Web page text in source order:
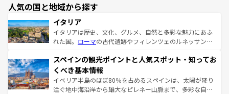
人気の国と地域から探す
イタリア
イタリアは歴史、文化、グルメ、自然と多彩な魅力にあふ
れた国。 ローマの古代遺跡やフィレンツェのルネッサンス
ろん、トスカーナの美しい田園風景やアマルフィ海岸の絶
景など、自然景観も見逃せない。観光の合間には、本場の
ピザやパスタなど、絶品のイタリア料理を堪能することも
できる。朝目覚めてから夜眠るまで、すべての瞬間を楽し
スペインの観光ポイントと人気スポット・知ってお
くべき基本情報
イベリア半島のほぼ80％を占めるスペインは、太陽が降り
注ぐ地中海沿岸から雄大なピレネー山脈まで、多彩な自然